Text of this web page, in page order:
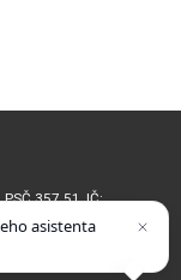
357 51, IČ:
asistenta